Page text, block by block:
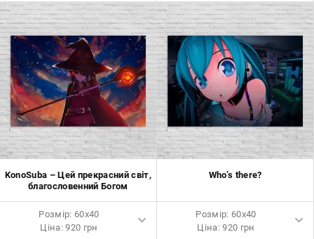
Розмір: 90x60 Ціна: 1650 грн
Розмір: 120x80 Ціна: 2050 грн
Розмір: 90x60 Ціна: 1650 грн
Розмір: 120x80 Ціна: 2050 грн
KonoSuba – Цей прекрасний світ,
благословенний Богом
Розмір: 60x40
Ціна: 920 грн
Who’s there?
Розмір: 60x40
Ціна: 920 грн